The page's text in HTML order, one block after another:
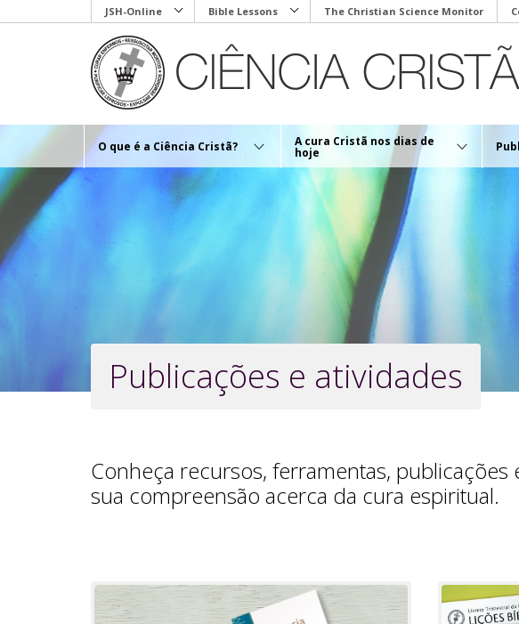
to
JSH-Online Bible Lessons The Christian Science Monitor
O que é a Ciência Cristã? A cura Cristã nos dias de
hoje
Publicações e atividades
Conheça recursos, ferramentas,
sua compreensão acerca da cura espiritual.